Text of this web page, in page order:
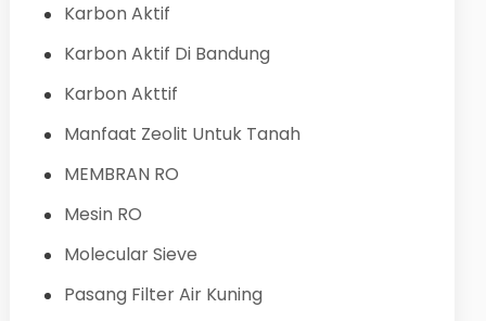
Karbon Aktif
Karbon Aktif Di Bandung
Karbon Akttif
Manfaat Zeolit Untuk Tanah
MEMBRAN RO
Mesin RO
Molecular Sieve
Pasang Filter Air Kuning